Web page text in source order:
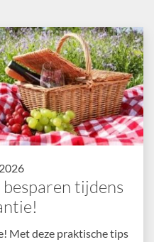
tijdens
Met deze praktische tips